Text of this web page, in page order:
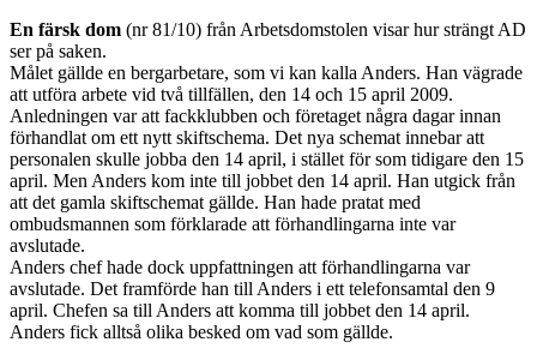
En färsk dom (nr 81/10) från Arbetsdomstolen visar hur strängt AD
ser på saken.
Målet gällde en bergarbetare, som vi kan kalla Anders. Han vägrade
att utföra arbete vid två tillfällen, den 14 och 15 april 2009.
Anledningen var att fackklubben och företaget några dagar innan
förhandlat om ett nytt skiftschema. Det nya schemat innebar att
personalen skulle jobba den 14 april, i stället för som tidigare den 15
april. Men Anders kom inte till jobbet den 14 april. Han utgick från
att det gamla skiftschemat gällde. Han hade pratat med
ombudsmannen som förklarade att förhandlingarna inte var
avslutade.
Anders chef hade dock uppfattningen att förhandlingarna var
avslutade. Det framförde han till Anders i ett telefonsamtal den 9
april. Chefen sa till Anders att komma till jobbet den 14 april.
Anders fick alltså olika besked om vad som gällde.